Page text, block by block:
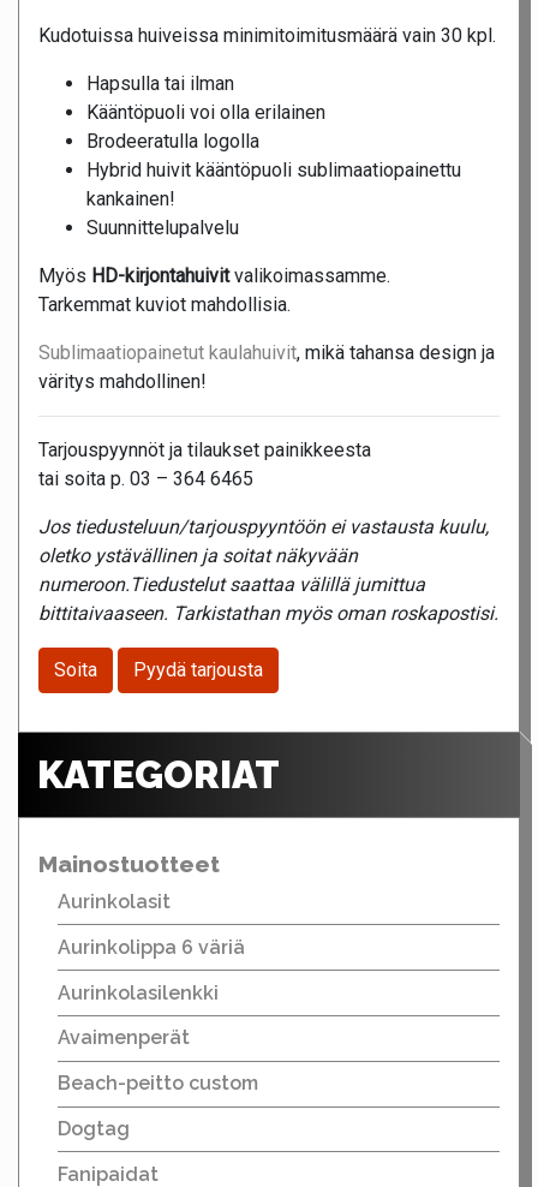
Kudotuissa huiveissa minimitoimitusmäärä vain 30 kpl.
Hapsulla tai ilman
Kääntöpuoli voi olla erilainen
Brodeeratulla logolla
Hybrid huivit kääntöpuoli sublimaatiopainettu
kankainen!
Suunnittelupalvelu
Myös HD-kirjontahuivitvalikoimassamme.
Tarkemmat kuviot mahdollisia.
Sublimaatiopainetut kaulahuivit, mikä tahansa design ja
väritys mahdollinen!
Tarjouspyynnöt ja tilaukset painikkeesta
tai soita p. 03 – 364 6465
Jos tiedusteluun/tarjouspyyntöön ei vastausta kuulu,
oletko ystävällinen ja soitat näkyvään
numeroon.Tiedustelut saattaa välillä jumittua
bittitaivaaseen. Tarkistathan myös oman roskapostisi.
Soita Pyydä tarjousta
KATEGORIAT
Mainostuotteet
Aurinkolasit
Aurinkolippa 6 väriä
Aurinkolasilenkki
Avaimenperät
Beach-peitto custom
Dogtag
Fanipaidat